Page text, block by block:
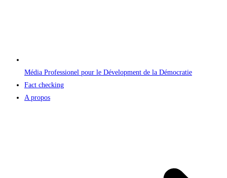
Média Professionel pour le Dévelopment de la Démocratie
Fact checking
A propos